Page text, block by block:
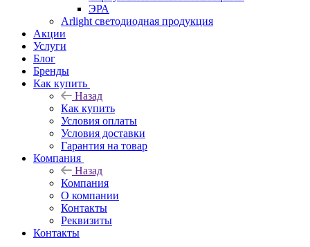
ЭРА
Arlight светодиодная продукция
Акции
Услуги
Блог
Бренды
Как купить
Назад
Как купить
Условия оплаты
Условия доставки
Гарантия на товар
Компания
Назад
Компания
О компании
Контакты
Реквизиты
Контакты